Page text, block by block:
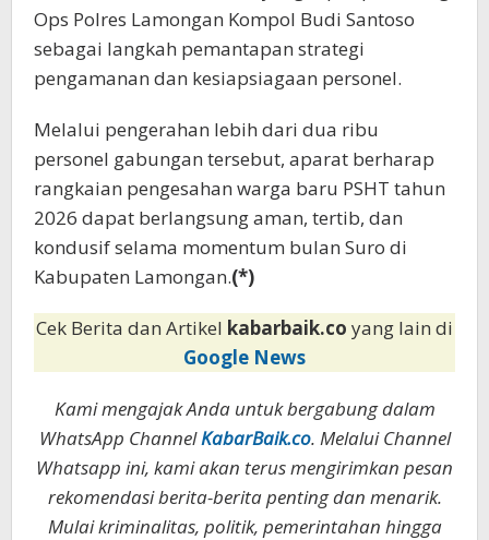
Ops Polres Lamongan Kompol Budi Santoso
sebagai langkah pemantapan strategi
pengamanan dan kesiapsiagaan personel.
Melalui pengerahan lebih dari dua ribu
personel gabungan tersebut, aparat berharap
rangkaian pengesahan warga baru PSHT tahun
2026 dapat berlangsung aman, tertib, dan
kondusif selama momentum bulan Suro di
Kabupaten Lamongan.(*)
Cek Berita dan Artikel kabarbaik.co yang lain di
Google News
Kami mengajak Anda untuk bergabung dalam
WhatsApp ChannelKabarBaik.co. Melalui Channel
Whatsapp ini, kami akan terus mengirimkan pesan
rekomendasi berita-berita penting dan menarik.
Mulai kriminalitas, politik, pemerintahan hingga